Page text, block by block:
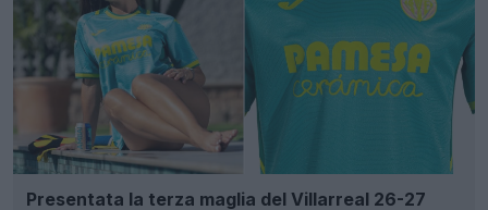
Presentata la terza maglia del Villarreal 26-27